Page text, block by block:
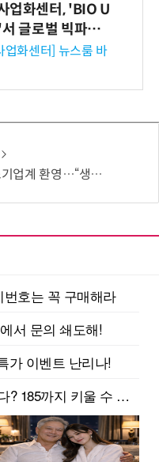
업화센터, 'BIO U
글로벌 빅파마
스 미팅 지원…K
진출 교두보 확
업화센터] 뉴스룸 바
생태계 성장 기반 확충”